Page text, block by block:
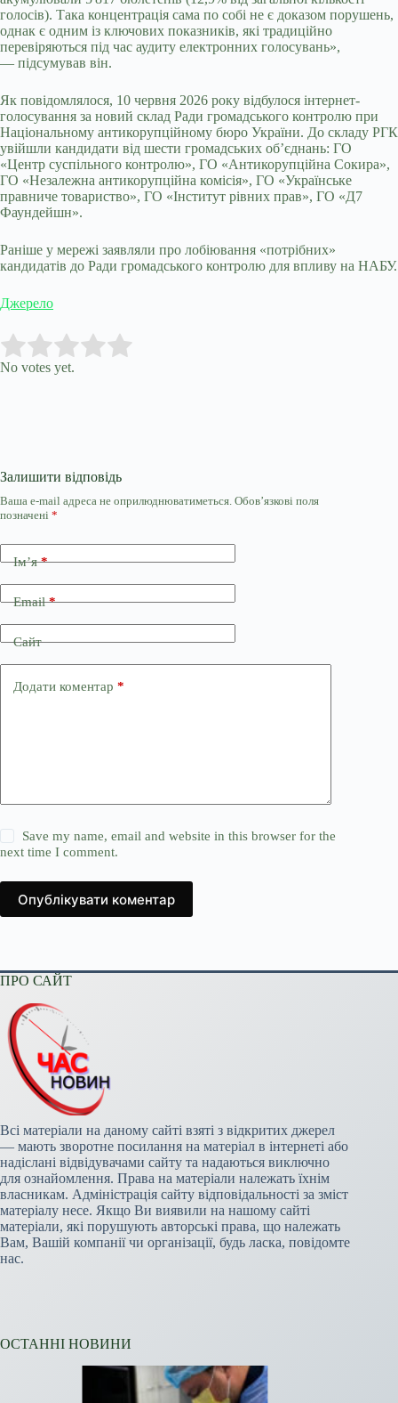
голосів). Така концентрація сама по собі не є доказом порушень,
однак є одним із ключових показників, які традиційно
перевіряються під час аудиту електронних голосувань»,
— підсумував він.
Як повідомлялося, 10 червня 2026 року відбулося інтернет-
голосування за новий склад Ради громадського контролю при
Національному антикорупційному бюро України. До складу РГК
увійшли кандидати від шести громадських об’єднань: ГО
«Центр суспільного контролю», ГО «Антикорупційна Сокира»,
ГО «Незалежна антикорупційна комісія», ГО «Українське
правниче товариство», ГО «Інститут рівних прав», ГО «Д7
Фаундейшн».
Раніше у мережі заявляли про лобіювання «потрібних»
кандидатів до Ради громадського контролю для впливу на НАБУ.
Джерело
Rate this item:
No votes yet.
Залишити відповідь
Ваша e-mail адреса не оприлюднюватиметься. Обов’язкові поля
позначені *
Ім’я*
Email*
Сайт
Додати коментар *
Save my name, email and website in this browser for the
next time I comment.
Опублікувати коментар
ПРО САЙТ
Всі матеріали на даному сайті взяті з відкритих джерел
— мають зворотне посилання на матеріал в інтернеті або
надіслані відвідувачами сайту та надаються виключно
для ознайомлення. Права на матеріали належать їхнім
власникам. Адміністрація сайту відповідальності за зміст
матеріалу несе. Якщо Ви виявили на нашому сайті
матеріали, які порушують авторські права, що належать
Вам, Вашій компанії чи організації, будь ласка, повідомте
нас.
ОСТАННІ НОВИНИ